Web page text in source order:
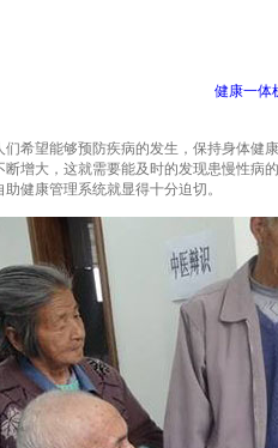
健康一体
望能够预防疾病的发生，保持身体健
增大，这就需要能及时的发现患慢性
助健康管理系统就显得十分迫切。